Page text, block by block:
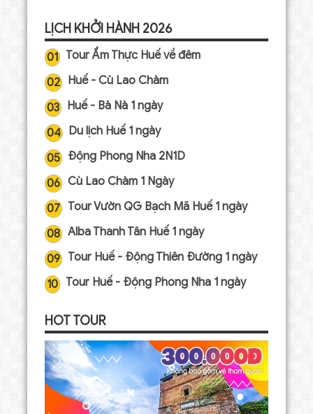
LỊCH KHỞI HÀNH 2026
01 Tour Ẩm Thực Huế về đêm
02
Huế - Cù Lao Chàm
03
Huế - Bà Nà 1 ngày
04
Du lịch Huế 1 ngày
05 Động Phong Nha 2N1D
06 Cù Lao Chàm 1 Ngày
07 Tour Vườn QG Bạch Mã Huế 1 ngày
08 Alba Thanh Tân Huế 1 ngày
09 Tour Huế - Động Thiên Đường 1 ngày
10 Tour Huế - Động Phong Nha 1 ngày
HOT TOUR